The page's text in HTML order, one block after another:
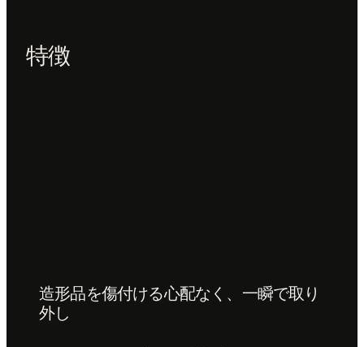
特徴
造形品を傷付ける心配なく、一瞬で取り
外し